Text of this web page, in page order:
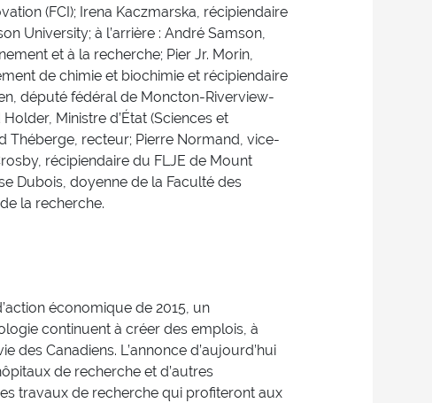
(FCI); Irena Kaczmarska, récipiendaire
University; à l’arrière : André Samson,
et à la recherche; Pier Jr. Morin,
de chimie et biochimie et récipiendaire
député fédéral de Moncton-Riverview-
Ministre d’État (Sciences et
Théberge, recteur; Pierre Normand, vice-
récipiendaire du FLJE de Mount
Dubois, doyenne de la Faculté des
la recherche.
économique de 2015, un
continuent à créer des emplois, à
Canadiens. L’annonce d’aujourd’hui
de recherche et d’autres
travaux de recherche qui profiteront aux